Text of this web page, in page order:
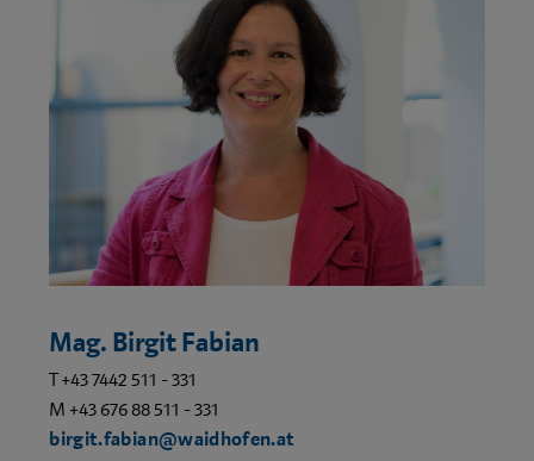
Mag. Birgit Fabian
T +43 7442 511 - 331
M +43 676 88 511 - 331
birgit.fabian@waidhofen.at